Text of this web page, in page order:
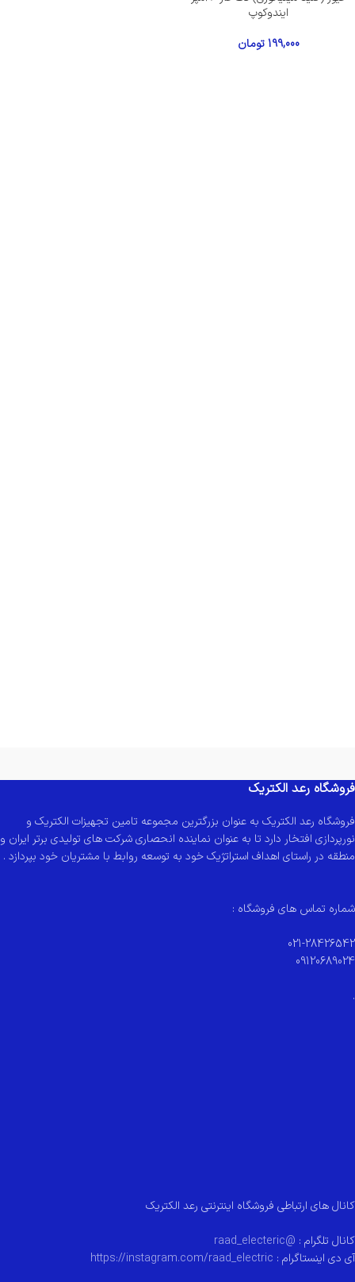
ایندوکوپ
199,000 تومان
فروشگاه رعد الکتریک
فروشگاه رعد الکتریک به عنوان بزرگترین مجموعه تامین تجهیزات الکتریک و
نورپردازی افتخار دارد تا به عنوان نماینده انحصاری شرکت های تولیدی برتر ایران و
منطقه در راستای اهداف استراتژیک خود به توسعه روابط با مشتریان خود بپردازد .
شماره تماس های فروشگاه :
021-28426542
09120689024
.
کانال های ارتباطی فروشگاه اینترنتی رعد الکتریک
کانال تلگرام : @raad_electeric
آی دی اینستاگرام : https://instagram.com/raad_electric